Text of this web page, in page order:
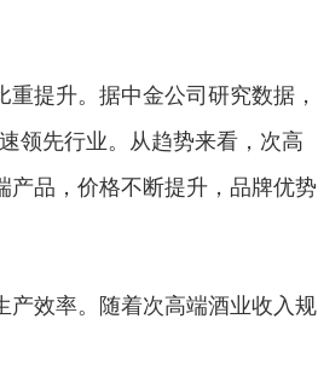
提升。据中金公司研究数据，
领先行业。从趋势来看，次高
产品，价格不断提升，品牌优势
产效率。随着次高端酒业收入规